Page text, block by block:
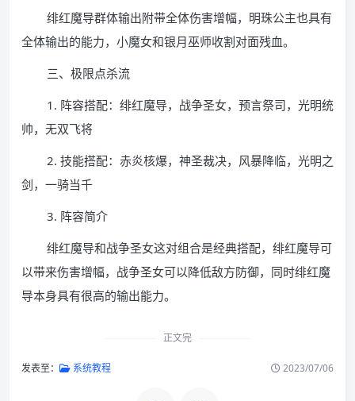
绯红魔导群体输出附带全体伤害增幅，明珠公主也具有
全体输出的能力，小魔女和银月巫师收割对面残血。
三、极限点杀流
1. 阵容搭配：绯红魔导，战争圣女，预言祭司，光明统
帅，无双飞将
2. 技能搭配：赤炎核爆，神圣裁决，风暴降临，光明之
剑，一骑当千
3. 阵容简介
绯红魔导和战争圣女这对组合是经典搭配，绯红魔导可
以带来伤害增幅，战争圣女可以降低敌方防御，同时绯红魔
导本身具有很高的输出能力。
正文完
发表至： 系统教程 2023/07/06